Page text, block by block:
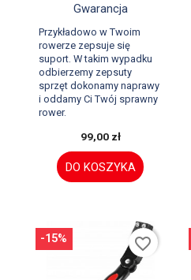
Gwarancja
Przykładowo w Twoim
rowerze zepsuje się
suport. W takim wypadku
odbierzemy zepsuty
sprzęt dokonamy naprawy
i oddamy Ci Twój sprawny
rower.
99,00 zł
DO KOSZYKA
-15% favorite_border